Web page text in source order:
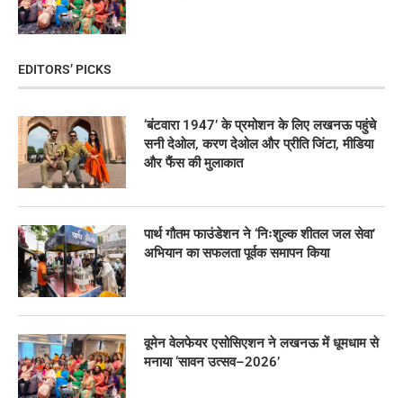
EDITORS’ PICKS
‘बंटवारा 1947’ के प्रमोशन के लिए लखनऊ पहुंचे
सनी देओल, करण देओल और प्रीति जिंटा, मीडिया
और फैंस की मुलाकात
पार्थ गौतम फाउंडेशन ने ‘निःशुल्क शीतल जल सेवा’
अभियान का सफलता पूर्वक समापन किया
वूमेन वेलफेयर एसोसिएशन ने लखनऊ में धूमधाम से
मनाया ‘सावन उत्सव–2026’